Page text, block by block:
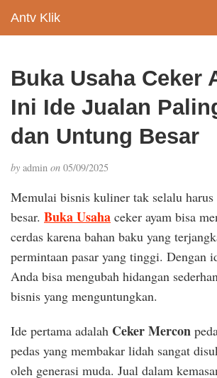
Antv Klik
Buka Usaha Ceker
Ini Ide Jualan
dan Untung Besar
by admin on 05/09/2025
Memulai bisnis kuliner tak selalu harus
besar. Buka Usaha ceker ayam bisa
cerdas karena bahan baku yang
permintaan pasar yang tinggi. Dengan
Anda bisa mengubah hidangan
bisnis yang menguntungkan.
Ide pertama adalah Ceker Mercon
pedas yang membakar lidah sangat
oleh generasi muda. Jual dalam